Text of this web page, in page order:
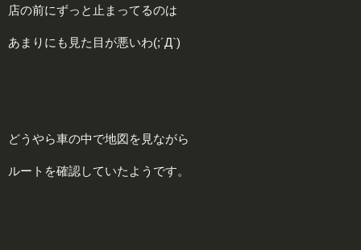
店の前にずっと止まってるのは
あまりにも見た目が悪いわ(;´Д`)
どうやら車の中で地図を見ながら
ルートを確認していたようです。